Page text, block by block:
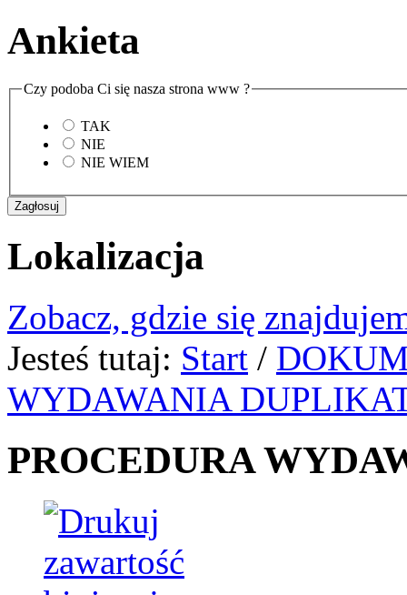
Ankieta
Czy podoba Ci się nasza strona www ?
TAK
NIE
NIE WIEM
Lokalizacja
Zobacz, gdzie się
Jesteś tutaj: Start /
WYDAWANIA
PROCEDURA